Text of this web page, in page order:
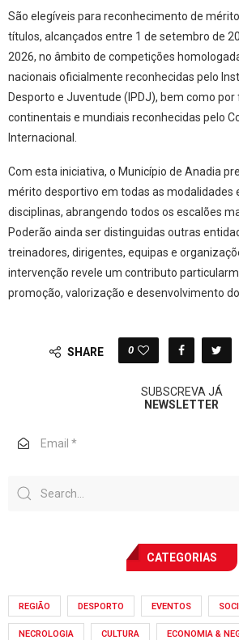
São elegíveis para reconhecimento de
títulos, alcançados entre 1 de setembro de
2026, no âmbito de competições
nacionais oficialmente reconhecidas pelo
Desporto e Juventude (IPDJ), bem como
continentais e mundiais reconhecidas pelo
Internacional.
Com esta iniciativa, o Município de Anadia
mérito desportivo em todas as modalidades
disciplinas, abrangendo todos os escalões
Poderão ainda ser distinguidas outras
treinadores, dirigentes, equipas e
intervenção revele um contributo
promoção, valorização e desenvolvimento
SHARE 0
SUBSCREVA JÁ
NEWSLETTER
CATEGORIAS
REGIÃO DESPORTO EVENTOS
NECROLOGIA CULTURA ECONOMIA &